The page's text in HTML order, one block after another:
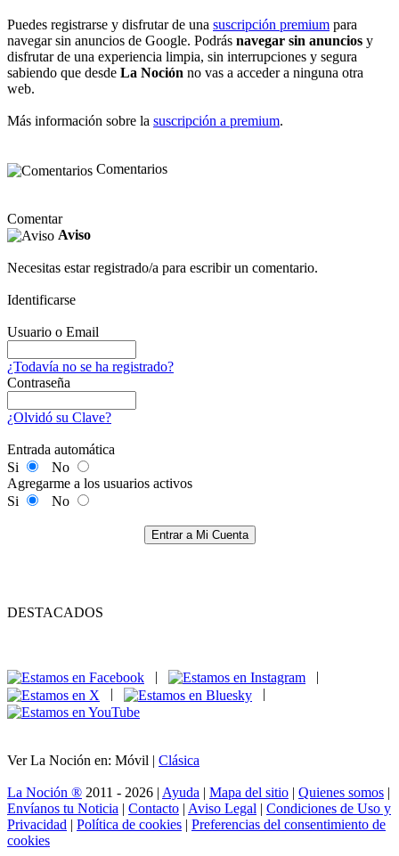
Puedes registrarse y disfrutar de una suscripción premium para
navegar sin anuncios de Google. Podrás navegar sin anuncios y
disfrutar de una experiencia limpia, sin interrupciones y segura
sabiendo que desde La Noción no vas a acceder a ninguna otra
web.
Más información sobre la suscripción a premium.
Comentarios
Comentar
Aviso
Necesitas estar registrado/a para escribir un comentario.
Identificarse
Usuario o Email
¿Todavía no se ha registrado?
Contraseña
¿Olvidó su Clave?
Entrada automática
Si
No
Agregarme a los usuarios activos
Si
No
Entrar a Mi Cuenta
DESTACADOS
|
|
|
|
Ver La Noción en: Móvil | Clásica
La Noción ® 2011 - 2026 | Ayuda | Mapa del sitio | Quienes somos |
Envíanos tu Noticia | Contacto | Aviso Legal | Condiciones de Uso y
Privacidad | Política de cookies | Preferencias del consentimiento de
cookies